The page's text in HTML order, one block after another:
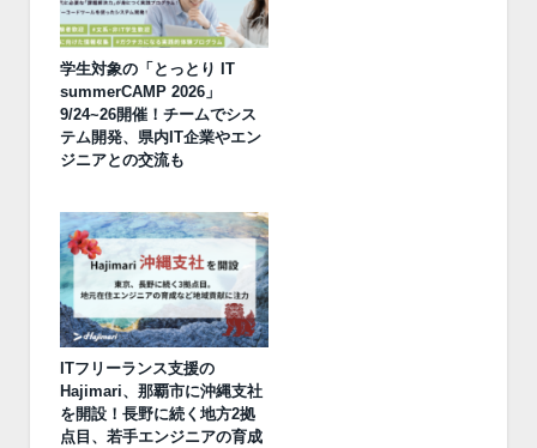
学生対象の「とっとり IT
summerCAMP 2026」
9/24~26開催！チームでシス
テム開発、県内IT企業やエン
ジニアとの交流も
ITフリーランス支援の
Hajimari、那覇市に沖縄支社
を開設！長野に続く地方2拠
点目、若手エンジニアの育成